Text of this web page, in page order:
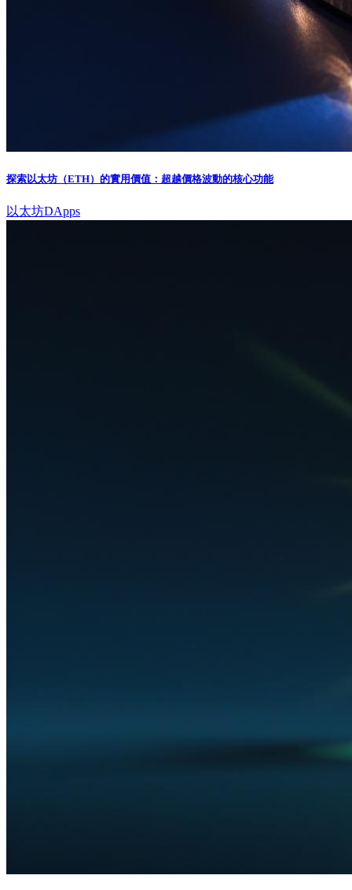
探索以太坊（ETH）的實用價值：超越價格波動的核心功能
以太坊DApps